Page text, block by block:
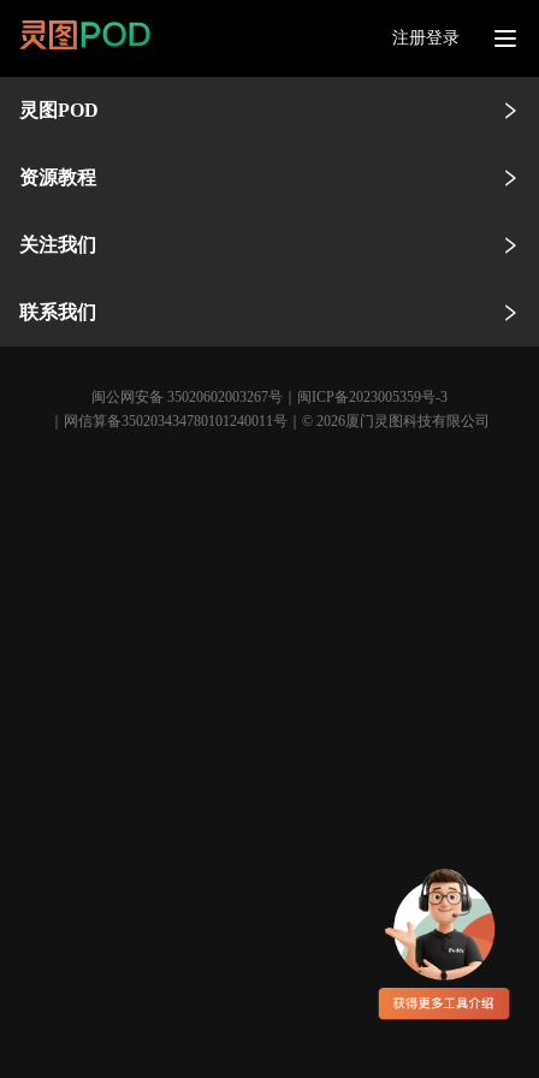
注册登录
灵图POD
资源教程
关注我们
联系我们
闽公网安备 35020602003267号
闽ICP备2023005359号-3
｜网信算备350203434780101240011号｜© 2026厦门灵图科技有限公司